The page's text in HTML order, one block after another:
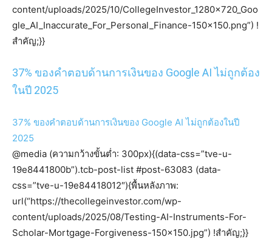
content/uploads/2025/10/CollegeInvestor_1280x720_Goo
gle_AI_Inaccurate_For_Personal_Finance-150×150.png”) !
สำคัญ;}}
37% ของคำตอบด้านการเงินของ Google AI ไม่ถูกต้อง
ในปี 2025
37% ของคำตอบด้านการเงินของ Google AI ไม่ถูกต้องในปี
2025
@media (ความกว้างขั้นต่ำ: 300px){(data-css=”tve-u-
19e8441800b”).tcb-post-list #post-63083 (data-
css=”tve-u-19e84418012″){พื้นหลังภาพ:
url(“https://thecollegeinvestor.com/wp-
content/uploads/2025/08/Testing-AI-Instruments-For-
Scholar-Mortgage-Forgiveness-150×150.jpg”) !สำคัญ;}}